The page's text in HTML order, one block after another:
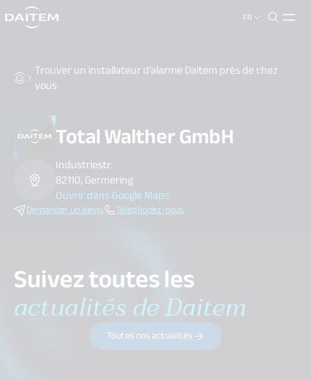
FR
search.label
Trouver un installateur d’alarme Daitem près de chez
vous
Total Walther GmbH
Industriestr.
82110, Germering
Ouvrir dans Google Maps
Demander un devis Téléphonez-nous
Suivez toutes les
actualités de Daitem
Toutes nos actualités